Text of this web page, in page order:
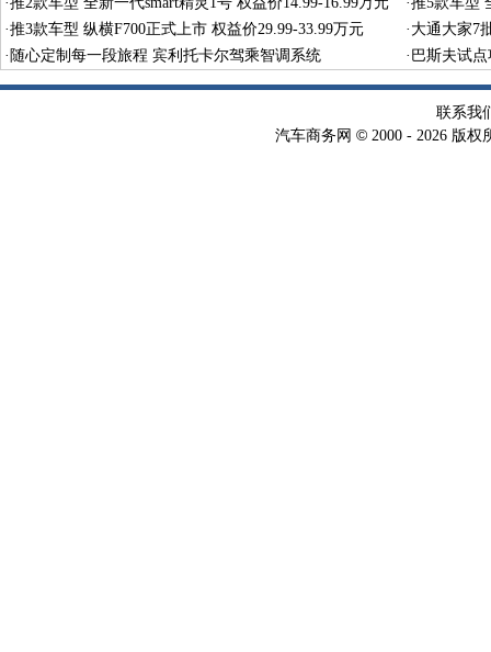
·推3款车型 纵横F700正式上市 权益价29.99-33.99万元 · 大通大家7
· 随心定制每一段旅程 宾利托卡尔驾乘智调系统 · 巴斯夫试
术
联系我
汽车商务网 © 2000 - 2026 版权